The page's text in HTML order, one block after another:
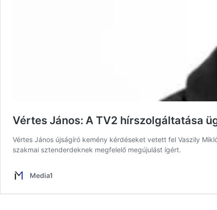
Vértes János: A TV2 hírszolgáltatása
Vértes János újságíró kemény kérdéseket vetett fel Vaszily
szakmai sztenderdeknek megfelelő megújulást ígért.
Media1